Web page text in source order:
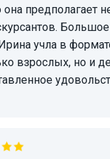
она предполагает
учла в
взрослых, но и